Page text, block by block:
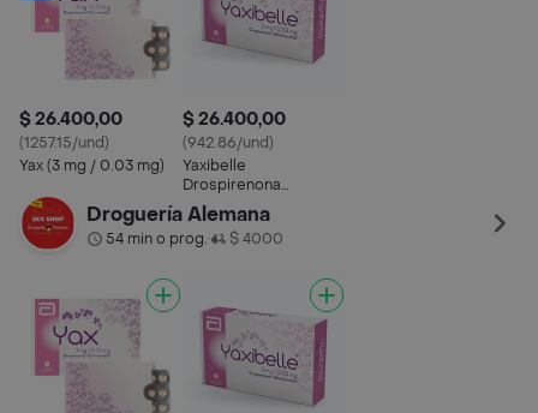
$ 26.400,00
(1257.15/und)
Yax (3 mg / 0.03 mg)
$ 26.400,00
(942.86/und)
Yaxibelle
Drospirenona
Etinilestradiol (3 mg /
0.02 mg)
Droguería Alemana
54 min o prog.• $ 4000